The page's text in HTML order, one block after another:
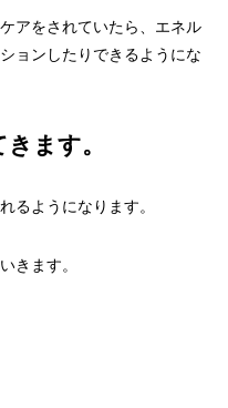
アをされていたら、エネル
ョンしたりできるようにな
ます。
るようになります。
きます。